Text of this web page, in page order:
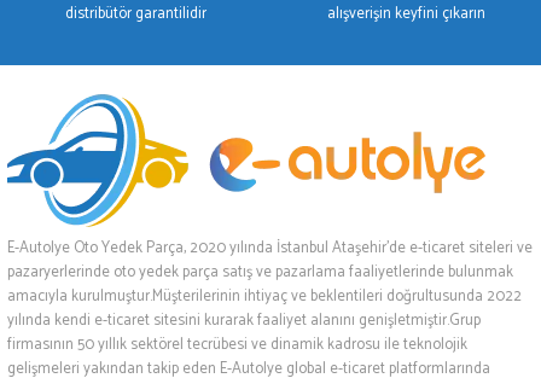
distribütör garantilidir
alışverişin keyfini çıkarın
E-Autolye Oto Yedek Parça, 2020 yılında İstanbul Ataşehir’de e-ticaret siteleri ve
pazaryerlerinde oto yedek parça satış ve pazarlama faaliyetlerinde bulunmak
amacıyla kurulmuştur.Müşterilerinin ihtiyaç ve beklentileri doğrultusunda 2022
yılında kendi e-ticaret sitesini kurarak faaliyet alanını genişletmiştir.Grup
firmasının 50 yıllık sektörel tecrübesi ve dinamik kadrosu ile teknolojik
gelişmeleri yakından takip eden E-Autolye global e-ticaret platformlarında